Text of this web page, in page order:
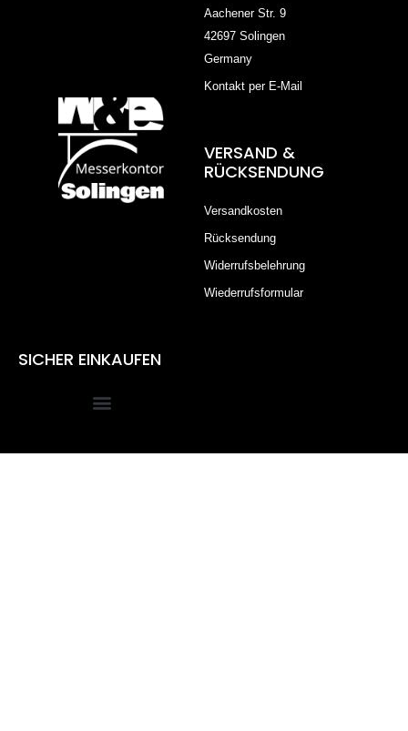
Aachener Str. 9
42697 Solingen
Germany
Kontakt per E-Mail
VERSAND &
RÜCKSENDUNG
Versandkosten
Rücksendung
Widerrufsbelehrung
Wiederrufsformular
SICHER EINKAUFEN